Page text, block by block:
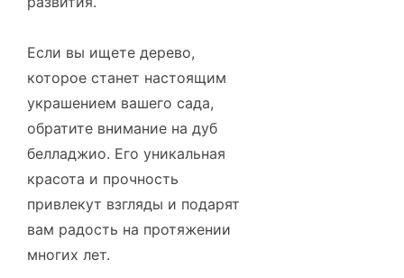
Если вы ищете дерево,
которое станет настоящим
украшением вашего сада,
обратите внимание на дуб
белладжио. Его уникальная
красота и прочность
привлекут взгляды и подарят
вам радость на протяжении
многих лет.